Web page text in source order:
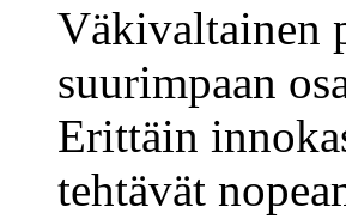
Väkivaltainen
suurimpaan
Erittäin
tehtävät